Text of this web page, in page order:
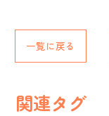
一覧に戻る
関連タグ